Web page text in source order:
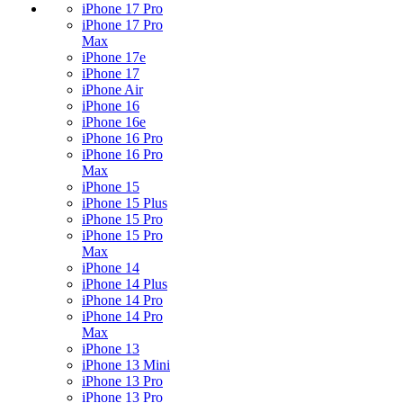
iPhone 17 Pro
iPhone 17 Pro
Max
iPhone 17e
iPhone 17
iPhone Air
iPhone 16
iPhone 16e
iPhone 16 Pro
iPhone 16 Pro
Max
iPhone 15
iPhone 15 Plus
iPhone 15 Pro
iPhone 15 Pro
Max
iPhone 14
iPhone 14 Plus
iPhone 14 Pro
iPhone 14 Pro
Max
iPhone 13
iPhone 13 Mini
iPhone 13 Pro
iPhone 13 Pro